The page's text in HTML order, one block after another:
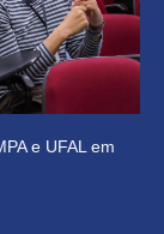
e UFAL em